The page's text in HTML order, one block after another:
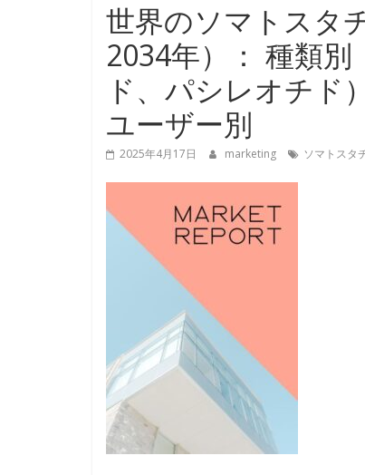
世界のソマトスタ
2034年）： 種類
ド、パシレオチド
ユーザー別
2025年4月17日 marketing ソマトスタ